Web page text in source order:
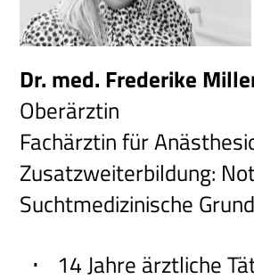
Dr. med. Frederike
Oberärztin
Fachärztin für
Zusatzweiterbildung:
Suchtmedizinische
14 Jahre ärztliche